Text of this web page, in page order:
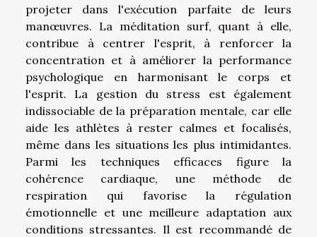
projeter dans l'exécution parfaite de leurs
manœuvres. La méditation surf, quant à elle,
contribue à centrer l'esprit, à renforcer la
concentration et à améliorer la performance
psychologique en harmonisant le corps et
l'esprit. La gestion du stress est également
indissociable de la préparation mentale, car elle
aide les athlètes à rester calmes et focalisés,
même dans les situations les plus intimidantes.
Parmi les techniques efficaces figure la
cohérence cardiaque, une méthode de
respiration qui favorise la régulation
émotionnelle et une meilleure adaptation aux
conditions stressantes. Il est recommandé de